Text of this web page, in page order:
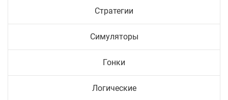
Стратегии
Симуляторы
Гонки
Логические